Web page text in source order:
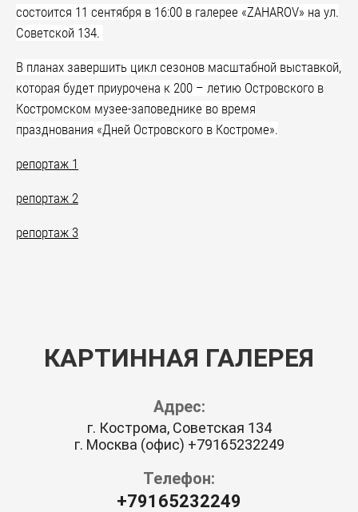
состоится 11 сентября в 16:00 в галерее «ZAHAROV» на ул.
Советской 134.
В планах завершить цикл сезонов масштабной выставкой,
которая будет приурочена к 200 – летию Островского в
Костромском музее-заповеднике во время
празднования «Дней Островского в Костроме».
репортаж 1
репортаж 2
репортаж 3
КАРТИННАЯ ГАЛЕРЕЯ
Адрес:
г. Кострома, Советская 134
г. Москва (офис) +79165232249
Телефон:
+79165232249